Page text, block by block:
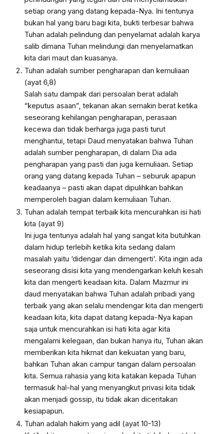
setiap orang yang datang kepada-Nya. Ini tentunya
bukan hal yang baru bagi kita, bukti terbesar bahwa
Tuhan adalah pelindung dan penyelamat adalah karya
salib dimana Tuhan melindungi dan menyelamatkan
kita dari maut dan kuasanya.
Tuhan adalah sumber pengharapan dan kemuliaan
(ayat 6,8)
Salah satu dampak dari persoalan berat adalah
“keputus asaan”, tekanan akan semakin berat ketika
seseorang kehilangan pengharapan, perasaan
kecewa dan tidak berharga juga pasti turut
menghantui, tetapi Daud menyatakan bahwa Tuhan
adalah sumber pengharapan, di dalam Dia ada
pengharapan yang pasti dan juga kemuliaan. Setiap
orang yang datang kepada Tuhan – seburuk apapun
keadaanya – pasti akan dapat dipulihkan bahkan
memperoleh bagian dalam kemuliaan Tuhan.
Tuhan adalah tempat terbaik kita mencurahkan isi hati
kita (ayat 9)
Ini juga tentunya adalah hal yang sangat kita butuhkan
dalam hidup terlebih ketika kita sedang dalam
masalah yaitu ‘didengar dan dimengerti’. Kita ingin ada
seseorang disisi kita yang mendengarkan keluh kesah
kita dan mengerti keadaan kita. Dalam Mazmur ini
daud menyatakan bahwa Tuhan adalah pribadi yang
terbaik yang akan selalu mendengar kita dan mengerti
keadaan kita, kita dapat datang kepada-Nya kapan
saja untuk mencurahkan isi hati kita agar kita
mengalami kelegaan, dan bukan hanya itu, Tuhan akan
memberikan kita hikmat dan kekuatan yang baru,
bahkan Tuhan akan campur tangan dalam persoalan
kita. Semua rahasia yang kita katakan kepada Tuhan
termasuk hal-hal yang menyangkut privasi kita tidak
akan menjadi gossip, itu tidak akan diceritakan
kesiapapun.
Tuhan adalah hakim yang adil (ayat 10-13)